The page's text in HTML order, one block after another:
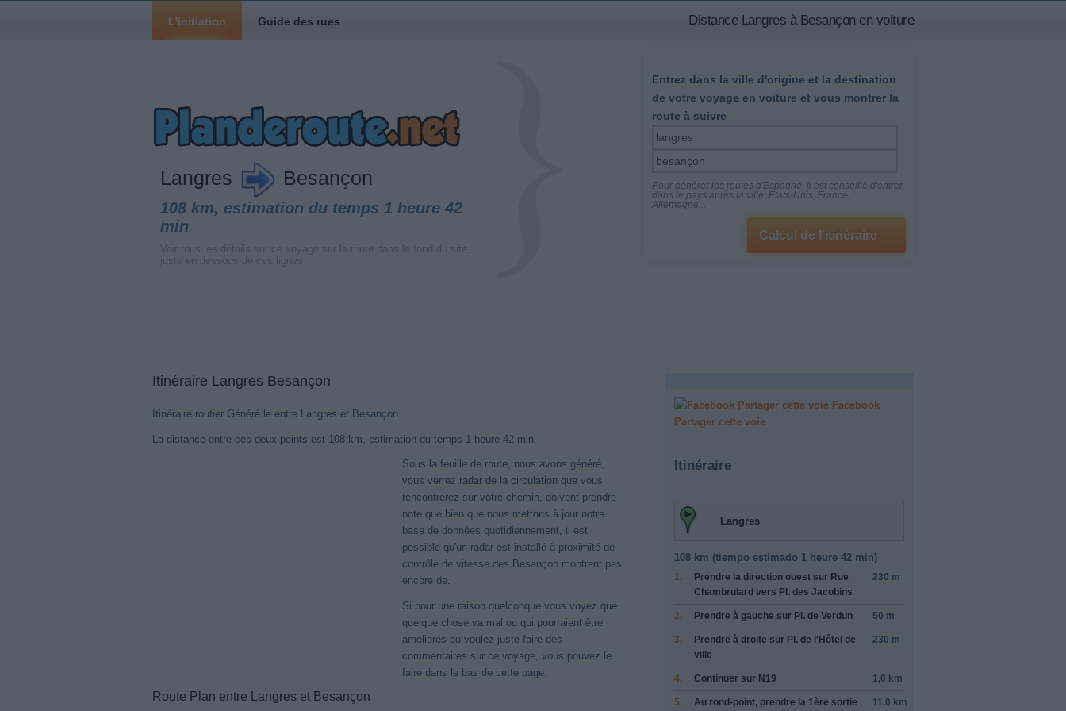
Distance Langres à Besançon en voiture
L'initiation Guide des rues
Langres Besançon
108 km, estimation du temps 1 heure 42
min
Entrez dans la ville d'origine et la destination
de votre voyage en voiture et vous montrer la
route à suivre
Pour générer les routes d'Espagne, il est conseillé d'entrer
dans le pays après la ville: États-Unis, France,
Allemagne...
Itinéraire Langres Besançon
Itinéraire routier Généré le entre Langres et Besançon.
La distance entre ces deux points est 108 km, estimation du temps 1 heure 42 min.
Sous la feuille de route, nous avons généré,
vous verrez radar de la circulation que vous
rencontrerez sur votre chemin, doivent prendre
note que bien que nous mettons à jour notre
base de données quotidiennement, il est
possible qu'un radar est installé à proximité de
contrôle de vitesse des Besançon montrent pas
encore de.
Si pour une raison quelconque vous voyez que
quelque chose va mal ou qui pourraient être
améliorés ou voulez juste faire des
commentaires sur ce voyage, vous pouvez le
faire dans le bas de cette page.
Route Plan entre Langres et Besançon
Facebook
Partager cette voie
Itinéraire
Langres
108 km (tiempo estimado 1 heure 42 min)
1. Prendre la direction ouest sur Rue
Chambrulard vers Pl. des Jacobins
230 m
2. Prendre à gauche sur Pl. de Verdun 50 m
3. Prendre à droite sur Pl. de l'Hôtel de
ville
230 m
4. Continuer sur N19 1,0 km
5. Au rond-point, prendre la 1ère sortie
11,0 km
Nouveaux itinéraires trouvés
Notre système a détecté des itinéraires mis à jour entre
mieux optimisé pour
votre voyage en voiture. Cliquez sur le bouton "Recharger Itinéraires" ou de fermer cet avis. Merci!